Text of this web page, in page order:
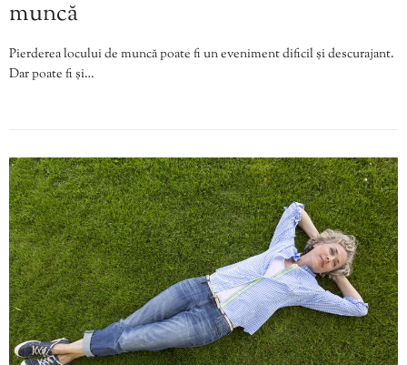
muncă
Pierderea locului de muncă poate fi un eveniment dificil și descurajant.
Dar poate fi și…